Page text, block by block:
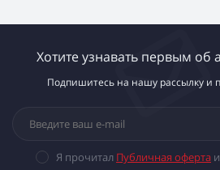
Хотите узнавать первым об
Подпишитесь на нашу рассылку и
Я прочитал Публичная оферта